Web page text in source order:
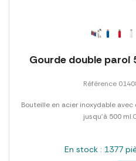
Gourde double paroi
Référence
Bouteille en acier inoxydable
jusqu'à 500
En stock : 1377